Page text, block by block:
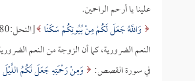
علينا يا أرحم الراحمين.
وَاللَّهُ جَعَلَ لَكُمْ مِنْ بُيُوتِكُمْ سَكَنًا
النعم الضرورية، كما أن الزوجة من النعم
في سورة القصص:
وَمِنْ رَحْمَتِهِ جَعَلَ لَكُمُ اللَّيْلَ